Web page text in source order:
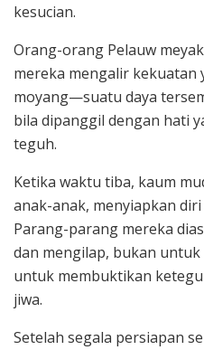
kesucian.
Orang-orang Pelauw
mereka mengalir kekuatan
moyang—suatu daya
bila dipanggil dengan hati
teguh.
Ketika waktu tiba, kaum
anak-anak, menyiapkan
Parang-parang mereka
dan mengilap, bukan
untuk membuktikan
jiwa.
Setelah segala persiapan